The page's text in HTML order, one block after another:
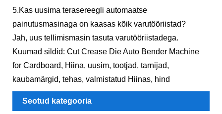
5.Kas uusima terasereegli automaatse
painutusmasinaga on kaasas kõik varutööriistad?
Jah, uus tellimismasin tasuta varutööriistadega.
Kuumad sildid: Cut Crease Die Auto Bender Machine
for Cardboard, Hiina, uusim, tootjad, tarnijad,
kaubamärgid, tehas, valmistatud Hiinas, hind
Seotud kategooria